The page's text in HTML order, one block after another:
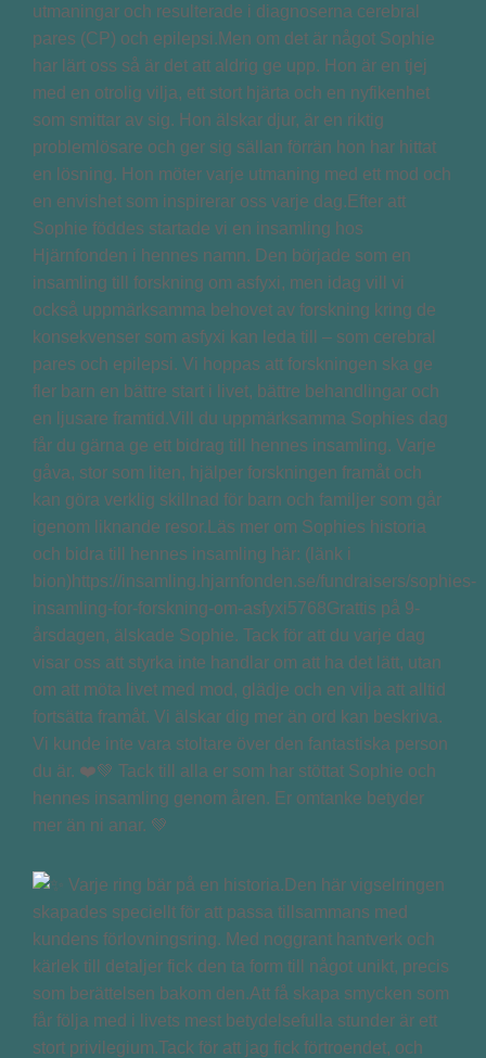
utmaningar och resulterade i diagnoserna cerebral
pares (CP) och epilepsi.Men om det är något Sophie
har lärt oss så är det att aldrig ge upp. Hon är en tjej
med en otrolig vilja, ett stort hjärta och en nyfikenhet
som smittar av sig. Hon älskar djur, är en riktig
problemlösare och ger sig sällan förrän hon har hittat
en lösning. Hon möter varje utmaning med ett mod och
en envishet som inspirerar oss varje dag.Efter att
Sophie föddes startade vi en insamling hos
Hjärnfonden i hennes namn. Den började som en
insamling till forskning om asfyxi, men idag vill vi
också uppmärksamma behovet av forskning kring de
konsekvenser som asfyxi kan leda till – som cerebral
pares och epilepsi. Vi hoppas att forskningen ska ge
fler barn en bättre start i livet, bättre behandlingar och
en ljusare framtid.Vill du uppmärksamma Sophies dag
får du gärna ge ett bidrag till hennes insamling. Varje
gåva, stor som liten, hjälper forskningen framåt och
kan göra verklig skillnad för barn och familjer som går
igenom liknande resor.Läs mer om Sophies historia
och bidra till hennes insamling här: (länk i
bion)https://insamling.hjarnfonden.se/fundraisers/sophies-
insamling-for-forskning-om-asfyxi5768Grattis på 9-
årsdagen, älskade Sophie. Tack för att du varje dag
visar oss att styrka inte handlar om att ha det lätt, utan
om att möta livet med mod, glädje och en vilja att alltid
fortsätta framåt. Vi älskar dig mer än ord kan beskriva.
Vi kunde inte vara stoltare över den fantastiska person
du är. ❤️💚 Tack till alla er som har stöttat Sophie och
hennes insamling genom åren. Er omtanke betyder
mer än ni anar. 💚